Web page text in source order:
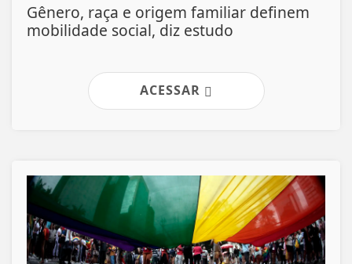
Gênero, raça e origem familiar definem
mobilidade social, diz estudo
ACESSAR